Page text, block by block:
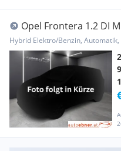
Opel Frontera 1.2 DI
Hybrid Elektro/Benzin,